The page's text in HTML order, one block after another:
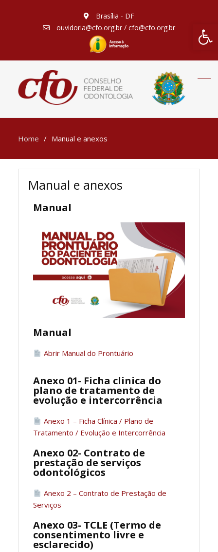
Barra
Brasília - DF
ouvidoria@cfo.org.br / cfo@cfo.org.br
Home Manual e anexos
Manual e anexos
Manual
Manual
Abrir Manual do Prontuário
Anexo 01- Ficha clinica do
plano de tratamento de
evolução e intercorrência
Anexo 1 – Ficha Clínica / Plano de
Tratamento / Evolução e Intercorrência
Anexo 02- Contrato de
prestação de serviços
odontológicos
Anexo 2 – Contrato de Prestação de
Serviços
Anexo 03- TCLE (Termo de
consentimento livre e
esclarecido)